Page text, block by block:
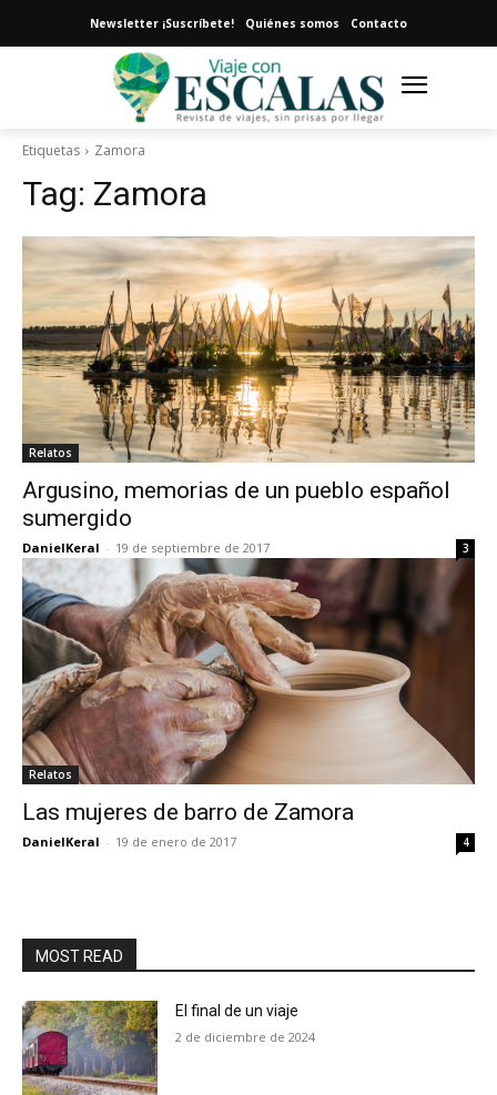
Newsletter ¡Suscríbete! Quiénes somos Contacto
Etiquetas Zamora
Tag: Zamora
Relatos
Argusino, memorias de un pueblo español
sumergido
DanielKeral - 19 de septiembre de 2017 3
Relatos
Las mujeres de barro de Zamora
DanielKeral - 19 de enero de 2017 4
MOST READ
El final de un viaje
2 de diciembre de 2024